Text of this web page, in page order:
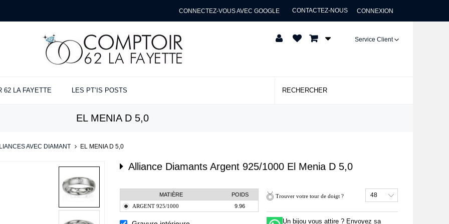
CONNEXION
CONTACTEZ-NOUS
CONNECTEZ-VOUS AVEC GOOGLE
Service Client
62 LA FAYETTE LES PT’IS POSTS
EL MENIA D 5,0
AVEC DIAMANT EL MENIA D 5,0
Alliance Diamants Argent 925/1000 El Menia D 5,0
MATIÈRE
POIDS
ARGENT 925/1000
9.96
Trouver votre tour de doigt ? 48
Un bijou vous attire ? Envoyez sa